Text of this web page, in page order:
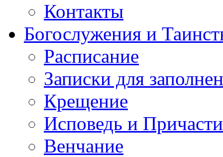
Контакты
Богослужения и
Расписание
Записки для
Крещение
Исповедь и
Венчание